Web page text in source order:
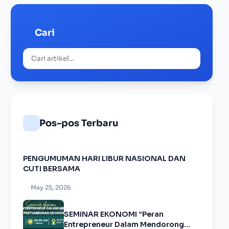
Cari
Pos-pos Terbaru
PENGUMUMAN HARI LIBUR NASIONAL DAN
CUTI BERSAMA
May 25, 2026
SEMINAR EKONOMI “Peran
Entrepreneur Dalam Mendorong